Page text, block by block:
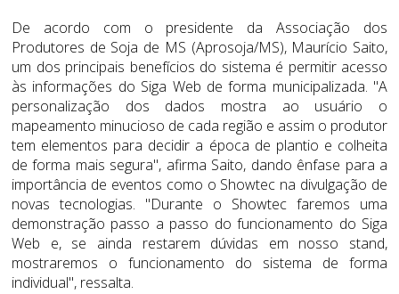
De acordo com o presidente da Associação dos
Produtores de Soja de MS (Aprosoja/MS), Maurício Saito,
um dos principais benefícios do sistema é permitir acesso
às informações do Siga Web de forma municipalizada. "A
personalização dos dados mostra ao usuário o
mapeamento minucioso de cada região e assim o produtor
tem elementos para decidir a época de plantio e colheita
de forma mais segura", afirma Saito, dando ênfase para a
importância de eventos como o Showtec na divulgação de
novas tecnologias. "Durante o Showtec faremos uma
demonstração passo a passo do funcionamento do Siga
Web e, se ainda restarem dúvidas em nosso stand,
mostraremos o funcionamento do sistema de forma
individual", ressalta.